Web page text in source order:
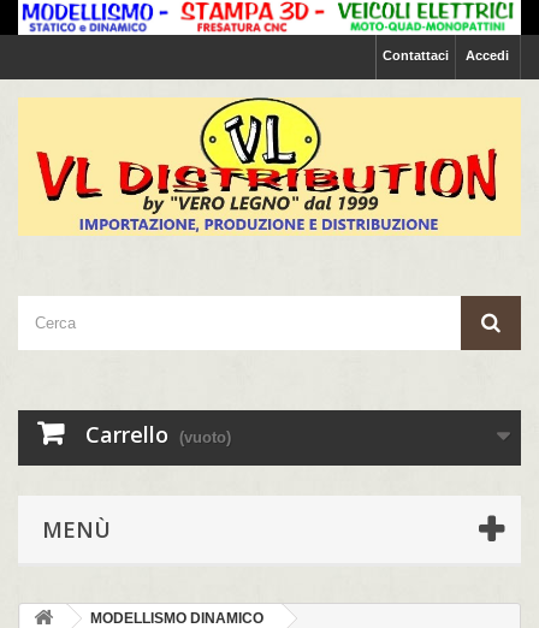
Accedi
Contattaci
Carrello (vuoto)
MENÙ
MODELLISMO DINAMICO